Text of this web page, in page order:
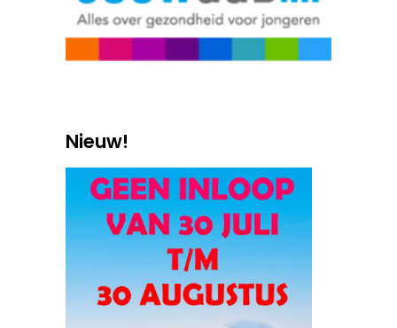
Nieuw!